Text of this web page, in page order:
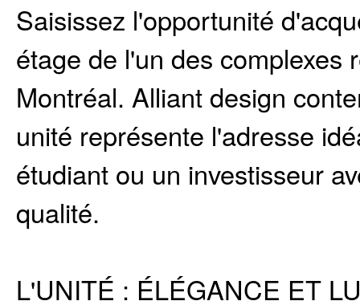
Saisissez l'opportunité
étage de l'un des complexes
Montréal. Alliant design
unité représente l'adresse
étudiant ou un investisseur
qualité.
L'UNITÉ : ÉLÉGANCE ET